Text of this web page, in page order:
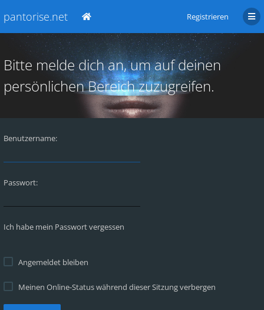
pantorise.net Registrieren
Bitte melde dich an, um auf deinen
persönlichen Bereich zuzugreifen.
Benutzername:
Passwort:
Ich habe mein Passwort vergessen
Angemeldet bleiben
Meinen Online-Status während dieser Sitzung verbergen